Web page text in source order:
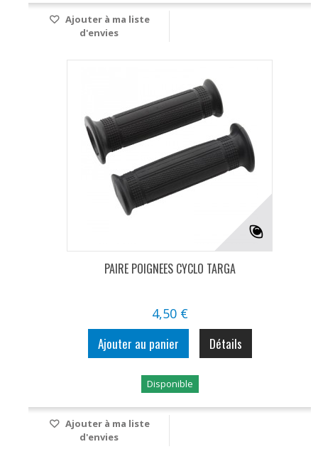
Ajouter à ma liste
d'envies
PAIRE POIGNEES CYCLO TARGA
4,50 €
Ajouter au panier Détails
Disponible
Ajouter à ma liste
d'envies